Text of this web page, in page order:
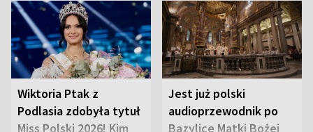
Wiktoria Ptak z
Podlasia zdobyła tytuł
Miss Polski 2026! Kim
Jest już polski
audioprzewodnik po
Bazylice Matki Bożej